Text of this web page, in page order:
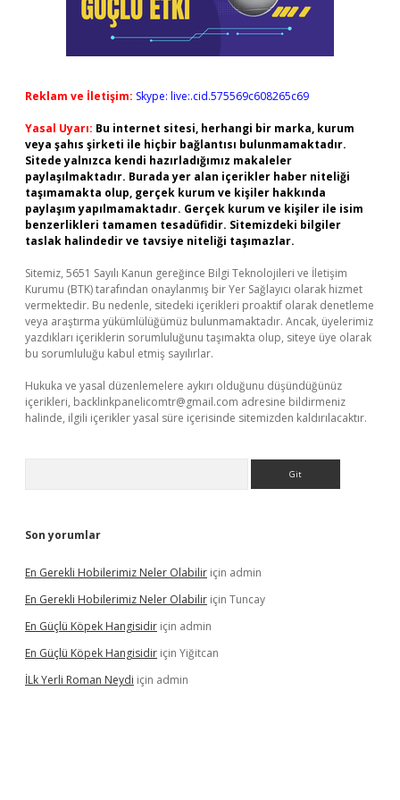
Reklam ve İletişim: Skype: live:.cid.575569c608265c69
Yasal Uyarı: Bu internet sitesi, herhangi bir marka, kurum
veya şahıs şirketi ile hiçbir bağlantısı bulunmamaktadır.
Sitede yalnızca kendi hazırladığımız makaleler
paylaşılmaktadır. Burada yer alan içerikler haber niteliği
taşımamakta olup, gerçek kurum ve kişiler hakkında
paylaşım yapılmamaktadır. Gerçek kurum ve kişiler ile isim
benzerlikleri tamamen tesadüfidir. Sitemizdeki bilgiler
taslak halindedir ve tavsiye niteliği taşımazlar.
Sitemiz, 5651 Sayılı Kanun gereğince Bilgi Teknolojileri ve İletişim
Kurumu (BTK) tarafından onaylanmış bir Yer Sağlayıcı olarak hizmet
vermektedir. Bu nedenle, sitedeki içerikleri proaktif olarak denetleme
veya araştırma yükümlülüğümüz bulunmamaktadır. Ancak, üyelerimiz
yazdıkları içeriklerin sorumluluğunu taşımakta olup, siteye üye olarak
bu sorumluluğu kabul etmiş sayılırlar.
Hukuka ve yasal düzenlemelere aykırı olduğunu düşündüğünüz
içerikleri, backlinkpanelicomtr@gmail.com adresine bildirmeniz
halinde, ilgili içerikler yasal süre içerisinde sitemizden kaldırılacaktır.
Son yorumlar
En Gerekli Hobilerimiz Neler Olabilir için admin
En Gerekli Hobilerimiz Neler Olabilir için Tuncay
En Güçlü Köpek Hangisidir için admin
En Güçlü Köpek Hangisidir için Yiğitcan
İLk Yerli Roman Neydi için admin